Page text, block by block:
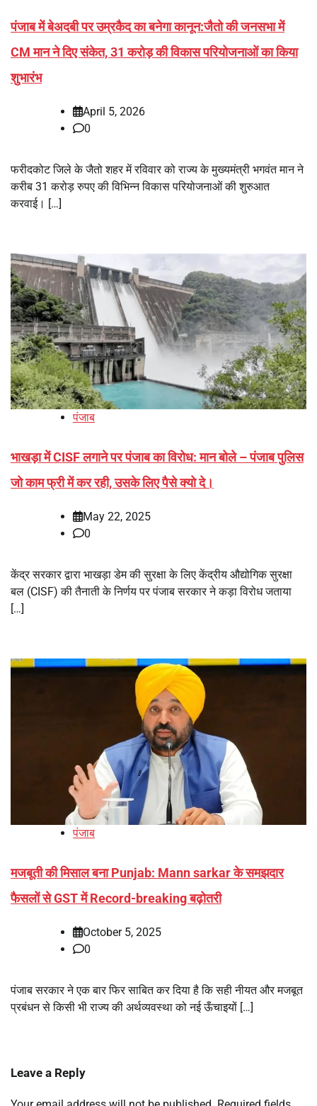
पंजाब में बेअदबी पर उम्रकैद का बनेगा कानून:जैतो की जनसभा में
CM मान ने दिए संकेत, 31 करोड़ की विकास परियोजनाओं का किया
शुभारंभ
April 5, 2026
0
फरीदकोट जिले के जैतो शहर में रविवार को राज्य के मुख्यमंत्री भगवंत मान ने
करीब 31 करोड़ रुपए की विभिन्न विकास परियोजनाओं की शुरुआत
करवाई। […]
पंजाब
भाखड़ा में CISF लगाने पर पंजाब का विरोध: मान बोले – पंजाब पुलिस
जो काम फ्री में कर रही, उसके लिए पैसे क्यो दे।
May 22, 2025
0
केंद्र सरकार द्वारा भाखड़ा डेम की सुरक्षा के लिए केंद्रीय औद्योगिक सुरक्षा
बल (CISF) की तैनाती के निर्णय पर पंजाब सरकार ने कड़ा विरोध जताया
[…]
पंजाब
मजबूती की मिसाल बना Punjab: Mann sarkar के समझदार
फैसलों से GST में Record-breaking बढ़ोतरी
October 5, 2025
0
पंजाब सरकार ने एक बार फिर साबित कर दिया है कि सही नीयत और मजबूत
प्रबंधन से किसी भी राज्य की अर्थव्यवस्था को नई ऊँचाइयों […]
Leave a Reply